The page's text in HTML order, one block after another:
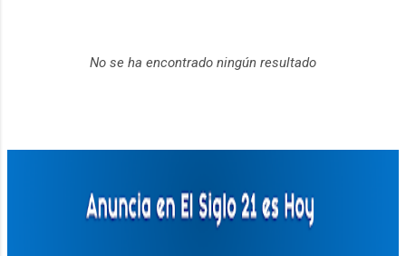
No se ha encontrado ningún resultado